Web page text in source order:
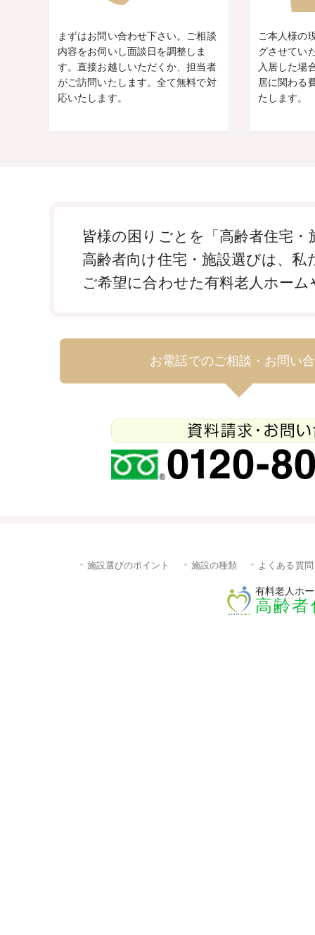
まずはお問い合わせ下さい。ご相談
内容をお伺いし面談日を調整しま
す。直接お越しいただくか、担当者
がご訪問いたします。全て無料で対
応いたします。
ご本人様の
グさせてい
入居した場
居に関わる
たします。
皆様の困りごとを「高齢者住宅
高齢者向け住宅・施設選びは、
ご希望に合わせた有料老人ホー
お電話でのご相談・お問い
施設選びのポイント 施設の種類 よくある質問
有料老人ホ
高齢